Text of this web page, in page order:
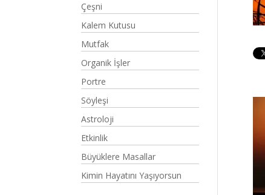
Çeşni
Kalem Kutusu
Mutfak
Organik İşler
Portre
Söyleşi
Astroloji
Etkinlik
Büyüklere Masallar
Kimin Hayatını Yaşıyorsun